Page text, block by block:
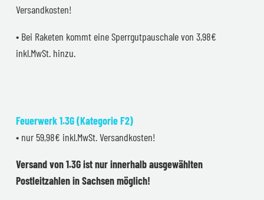
Versandkosten!
• Bei Raketen kommt eine Sperrgutpauschale von 3,98€
inkl.MwSt. hinzu.
Feuerwerk 1.3G (Kategorie F2)
• nur 59,98€ inkl.MwSt. Versandkosten!
Versand von 1.3G ist nur innerhalb ausgewählten
Postleitzahlen in Sachsen möglich!